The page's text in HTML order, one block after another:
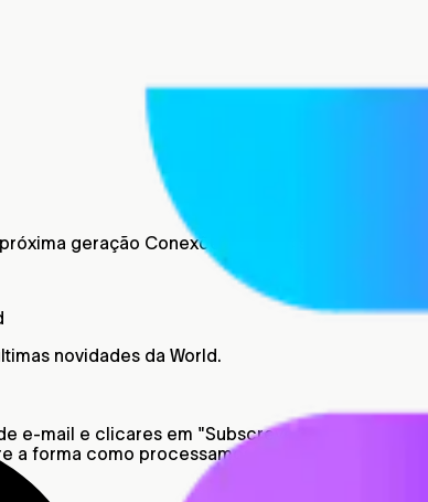
geração Conexões globais sem problemas.
novidades da World.
e-mail e clicares em "Subscrever", dás
a forma como processamos os teus dados